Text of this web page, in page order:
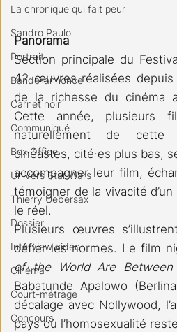
La chronique qui fait peur
Sandro Paulo
Portrait
Bande-annonce
Carnet noir
Communiqué
Box Office
Univers Star Wars
Thierry Uebersax
Dossier
Interview vidéo
Cinéma
Court-métrage
Concours
Panorama
Section principale du
42 œuvres réalisées
de la richesse du cinéma
Cette année, plusieurs
naturellement de cette
cinéastes, cité·es plus bas,
accompagner leur film,
témoigner de la vivacité
le réel.
Plusieurs œuvres
défier les normes. Le film
of the World Are
Babatunde Apalowo
décalage avec Nollywood,
pays où l’homosexualité